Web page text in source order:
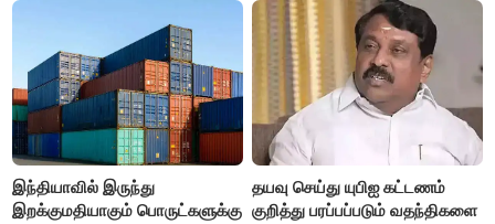
இந்தியாவில் இருந்து
இறக்குமதியாகும் பொருட்களுக்கு
தயவு செய்து யுபிஐ கட்டணம்
குறித்து பரப்பப்படும் வதந்திகளை